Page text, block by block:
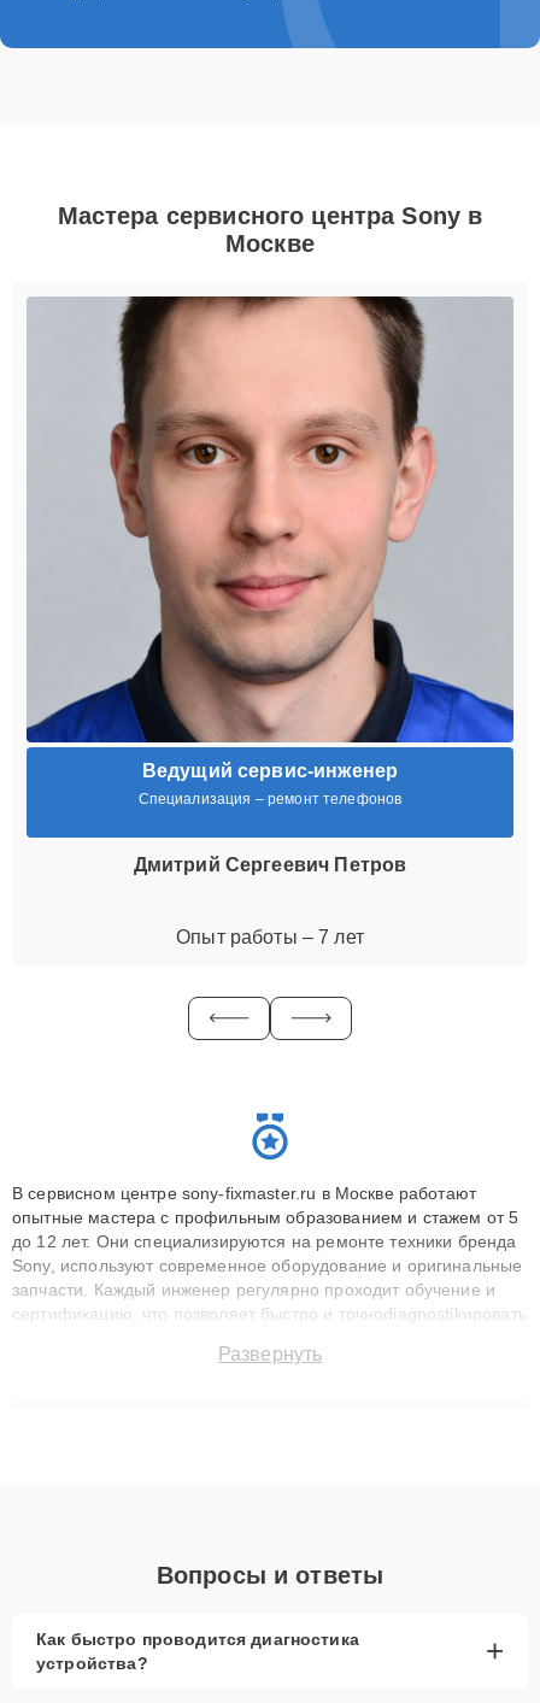
Мастера сервисного центра Sony в
Москве
Ведущий сервис-инженер
Специализация – ремонт телефонов
Дмитрий Сергеевич Петров
Опыт работы – 7 лет
В сервисном центре sony-fixmaster.ru в Москве работают
опытные мастера с профильным образованием и стажем от 5
до 12 лет. Они специализируются на ремонте техники бренда
Sony, используют современное оборудование и оригинальные
запчасти. Каждый инженер регулярно проходит обучение и
сертификацию, что позволяет быстро и точноdiagnostikировать
до 3 лет. Наши мастера решают сложные случаи: от замены
Развернуть
Вопросы и ответы
Как быстро проводится диагностика
устройства?
+